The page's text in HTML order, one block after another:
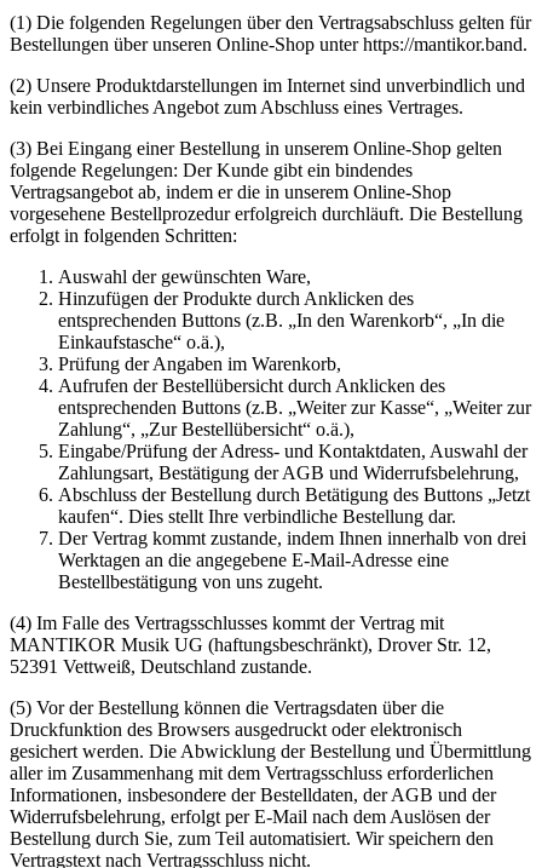
(1) Die folgenden Regelungen über den Vertragsabschluss gelten für
Bestellungen über unseren Online-Shop unter https://mantikor.band.
(2) Unsere Produktdarstellungen im Internet sind unverbindlich und
kein verbindliches Angebot zum Abschluss eines Vertrages.
(3) Bei Eingang einer Bestellung in unserem Online-Shop gelten
folgende Regelungen: Der Kunde gibt ein bindendes
Vertragsangebot ab, indem er die in unserem Online-Shop
vorgesehene Bestellprozedur erfolgreich durchläuft. Die Bestellung
erfolgt in folgenden Schritten:
Auswahl der gewünschten Ware,
Hinzufügen der Produkte durch Anklicken des
entsprechenden Buttons (z.B. „In den Warenkorb“, „In die
Einkaufstasche“ o.ä.),
Prüfung der Angaben im Warenkorb,
Aufrufen der Bestellübersicht durch Anklicken des
entsprechenden Buttons (z.B. „Weiter zur Kasse“, „Weiter zur
Zahlung“, „Zur Bestellübersicht“ o.ä.),
Eingabe/Prüfung der Adress- und Kontaktdaten, Auswahl der
Zahlungsart, Bestätigung der AGB und Widerrufsbelehrung,
Abschluss der Bestellung durch Betätigung des Buttons „Jetzt
kaufen“. Dies stellt Ihre verbindliche Bestellung dar.
Der Vertrag kommt zustande, indem Ihnen innerhalb von drei
Werktagen an die angegebene E-Mail-Adresse eine
Bestellbestätigung von uns zugeht.
(4) Im Falle des Vertragsschlusses kommt der Vertrag mit
MANTIKOR Musik UG (haftungsbeschränkt), Drover Str. 12,
52391 Vettweiß, Deutschland zustande.
(5) Vor der Bestellung können die Vertragsdaten über die
Druckfunktion des Browsers ausgedruckt oder elektronisch
gesichert werden. Die Abwicklung der Bestellung und Übermittlung
aller im Zusammenhang mit dem Vertragsschluss erforderlichen
Informationen, insbesondere der Bestelldaten, der AGB und der
Widerrufsbelehrung, erfolgt per E-Mail nach dem Auslösen der
Bestellung durch Sie, zum Teil automatisiert. Wir speichern den
Vertragstext nach Vertragsschluss nicht.